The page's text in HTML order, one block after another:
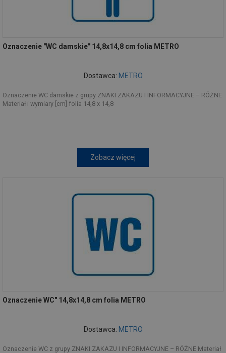
Oznaczenie "WC damskie" 14,8x14,8 cm folia METRO
Dostawca: METRO
Oznaczenie WC damskie z grupy ZNAKI ZAKAZU I INFORMACYJNE – RÓŻNE
Materiał i wymiary [cm] folia 14,8 x 14,8
Zobacz więcej
Oznaczenie WC" 14,8x14,8 cm folia METRO
Dostawca: METRO
Oznaczenie WC z grupy ZNAKI ZAKAZU I INFORMACYJNE – RÓŻNE Materiał